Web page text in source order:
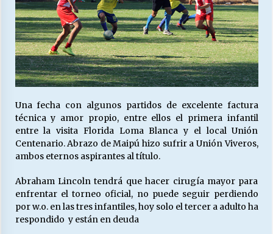
¿Qué habrían dicho?
23/06/2026
16/06/2026
MUNICIPALIDADES, HONORARIOS, DESPIDOS
28/05/2026
Releyendo la Rerum Novarum a 135 años. “La
cuestión social hoy”.
16/05/2026
Una fecha con algunos partidos de excelente factura
técnica y amor propio, entre ellos el primera infantil
entre la visita Florida Loma Blanca y el local Unión
Centenario. Abrazo de Maipú hizo sufrir a Unión Viveros,
ambos eternos aspirantes al título.
Abraham Lincoln tendrá que hacer cirugía mayor para
enfrentar el torneo oficial, no puede seguir perdiendo
por w.o. en las tres infantiles, hoy solo el tercer a adulto ha
respondido y están en deuda